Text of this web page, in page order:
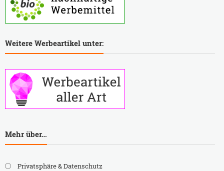
Weitere Werbeartikel unter:
Mehr über…
Privatsphäre & Datenschutz